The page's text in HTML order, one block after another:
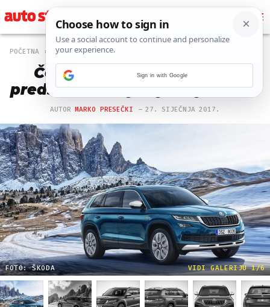
POČETNA AUTO
Česi će na švicarskom tlu
predstaviti svoj najnoviji model
AUTORMARKO PRESEČKI 27. SIJEČNJA 2017.
FOTO: ŠKODA VIDI GALERIJU 1/6
Sign in with Google